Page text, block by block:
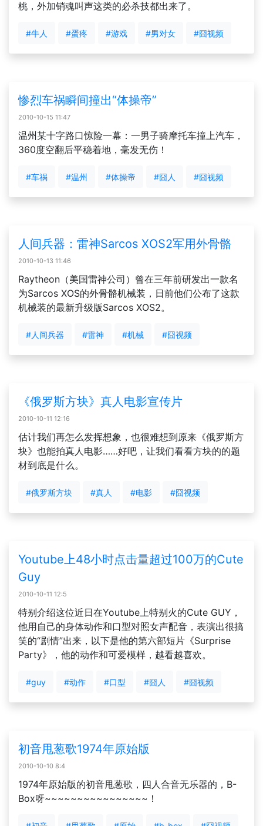
桃，外加销魂叫声这类的必杀技都出来了。
#牛人 #蛋疼 #游戏 #男对女 #囧视频
惨烈车祸瞬间撞出“体操帝”
2010-10-15 11:47
温州某十字路口惊险一幕：一男子骑摩托车撞上汽车，
360度空翻后平稳着地，毫发无伤！
#车祸 #温州 #体操帝 #囧人 #囧视频
人间兵器：雷神Sarcos XOS2军用外骨骼
2010-10-13 11:46
Raytheon（美国雷神公司）曾在三年前研发出一款名
为Sarcos XOS的外骨骼机械装，日前他们公布了这款
机械装的最新升级版Sarcos XOS2。
#人间兵器 #雷神 #机械 #囧视频
《俄罗斯方块》真人电影宣传片
2010-10-11 12:16
估计我们再怎么发挥想象，也很难想到原来《俄罗斯方
块》也能拍真人电影……好吧，让我们看看方块的的题
材到底是什么。
#俄罗斯方块 #真人 #电影 #囧视频
Youtube上48小时点击量超过100万的Cute
Guy
2010-10-11 12:5
特别介绍这位近日在Youtube上特别火的Cute GUY，
他用自己的身体动作和口型对照女声配音，表演出很搞
笑的“剧情”出来，以下是他的第六部短片《Surprise
Party》，他的动作和可爱模样，越看越喜欢。
#guy #动作 #口型 #囧人 #囧视频
初音甩葱歌1974年原始版
2010-10-10 8:4
1974年原始版的初音甩葱歌，四人合音无乐器的，B-
Box呀~~~~~~~~~~~~~~~~！